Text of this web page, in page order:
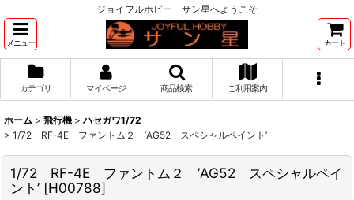
ジョイフルホビー サン星へようこそ
メニュー カート
カテゴリ マイページ 商品検索 ご利用案内
ホーム > 飛行機 > ハセガワ1/72
> 1/72 RF-4E ファントム２ ’AG52 スペシャルペイント’
1/72 RF-4E ファントム２ ’AG52 スペシャルペイ
ント’ [H00788]